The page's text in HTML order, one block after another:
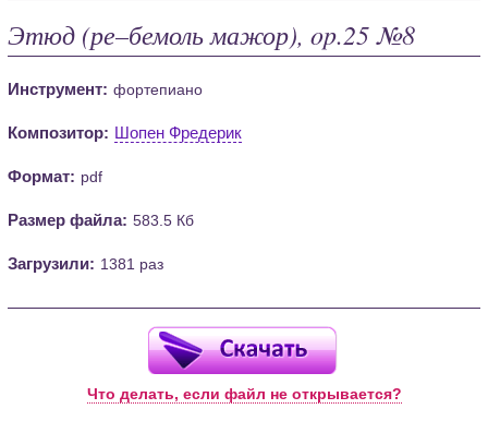
Этюд (ре–бемоль мажор), op.25 №8
Инструмент: фортепиано
Композитор: Шопен Фредерик
Формат: pdf
Размер файла: 583.5 Кб
Загрузили: 1381 раз
Что делать, если файл не открывается?